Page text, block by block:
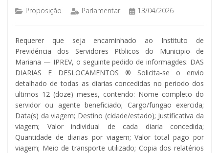
Proposição Parlamentar 13/04/2026
Requerer que seja encaminhado ao Instituto de
Previdéncia dos Servidores Ptblicos do Municipio de
Mariana — IPREV, o seguinte pedido de informagdes: DAS
DIARIAS E DESLOCAMENTOS ® Solicita-se o envio
detalhado de todas as diarias concedidas no periodo dos
ultimos 12 (doze) meses, contendo: Nome completo do
servidor ou agente beneficiado; Cargo/fungao exercida;
Data(s) da viagem; Destino (cidade/estado); Justificativa da
viagem; Valor individual de cada diaria concedida;
Quantidade de diarias por viagem; Valor total pago por
viagem; Meio de transporte utilizado; Copia dos relatérios